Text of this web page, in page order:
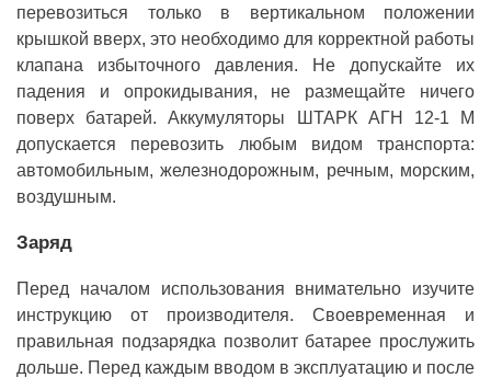
перевозиться только в вертикальном положении
крышкой вверх, это необходимо для корректной работы
клапана избыточного давления. Не допускайте их
падения и опрокидывания, не размещайте ничего
поверх батарей. Аккумуляторы ШТАРК АГН 12-1 М
допускается перевозить любым видом транспорта:
автомобильным, железнодорожным, речным, морским,
воздушным.
Заряд
Перед началом использования внимательно изучите
инструкцию от производителя. Своевременная и
правильная подзарядка позволит батарее прослужить
дольше. Перед каждым вводом в эксплуатацию и после